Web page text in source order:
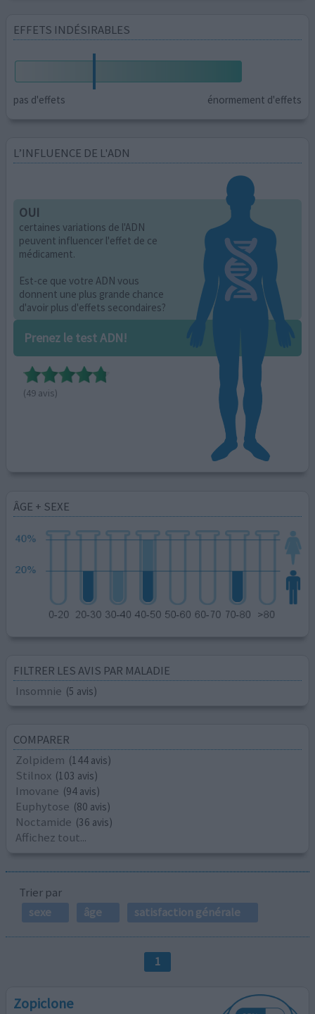
EFFETS INDÉSIRABLES
pas d'effets énormement d'effets
L’INFLUENCE DE L'ADN
OUI
certaines variations de l'ADN
peuvent influencer l'effet de ce
médicament.
Est-ce que votre ADN vous
donnent une plus grande chance
d'avoir plus d'effets secondaires?
Prenez le test ADN!
(49 avis)
ÂGE + SEXE
FILTRER LES AVIS PAR MALADIE
Insomnie (5 avis)
COMPARER
Zolpidem (144 avis)
Stilnox (103 avis)
Imovane (94 avis)
Euphytose (80 avis)
Noctamide (36 avis)
Affichez tout...
Trier par
sexe
âge satisfaction générale
1
Zopiclone